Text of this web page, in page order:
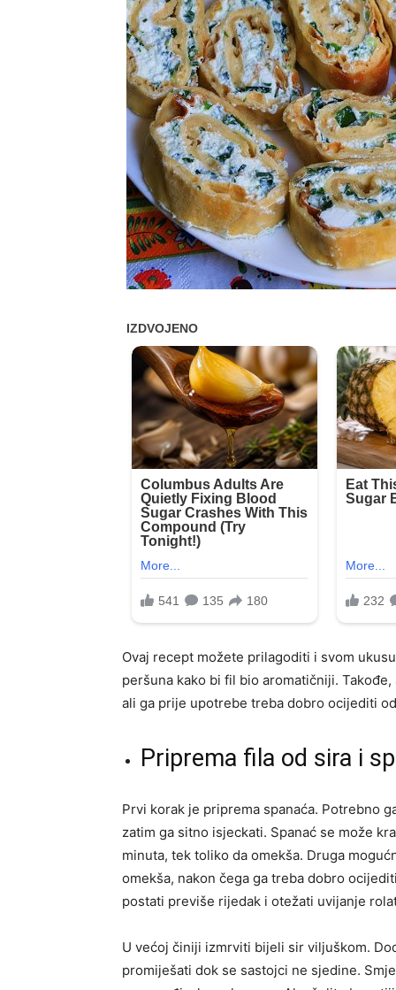
Ovaj recept možete prilagoditi i svom
peršuna kako bi fil bio aromatičniji.
ali ga prije upotrebe treba dobro ocijediti
Priprema fila od sira i
Prvi korak je priprema spanaća. Potrebno
zatim ga sitno isjeckati. Spanać se može
minuta, tek toliko da omekša. Druga
omekša, nakon čega ga treba dobro
postati previše rijedak i otežati uvijanje
U većoj činiji izmrviti bijeli sir viljuškom.
promiješati dok se sastojci ne sjedine.